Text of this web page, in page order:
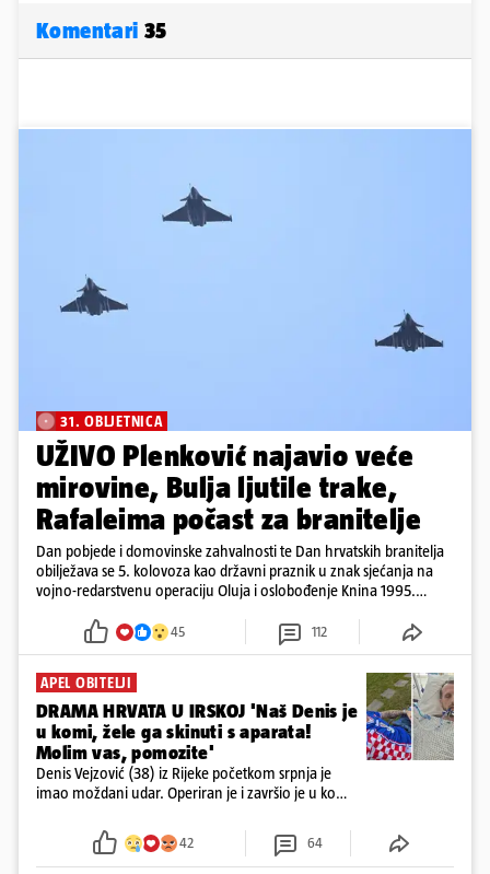
Komentari 35
31. OBLJETNICA
UŽIVO Plenković najavio veće
mirovine, Bulja ljutile trake,
Rafaleima počast za branitelje
Dan pobjede i domovinske zahvalnosti te Dan hrvatskih branitelja
obilježava se 5. kolovoza kao državni praznik u znak sjećanja na
vojno-redarstvenu operaciju Oluja i oslobođenje Knina 1995.
45 112
APEL OBITELJI
DRAMA HRVATA U IRSKOJ 'Naš Denis je
u komi, žele ga skinuti s aparata!
Molim vas, pomozite'
Denis Vejzović (38) iz Rijeke početkom srpnja je
imao moždani udar. Operiran je i završio je u komi.
tamošnji liječnici ne vjeruju u oporavak: 'Imamo
42 64